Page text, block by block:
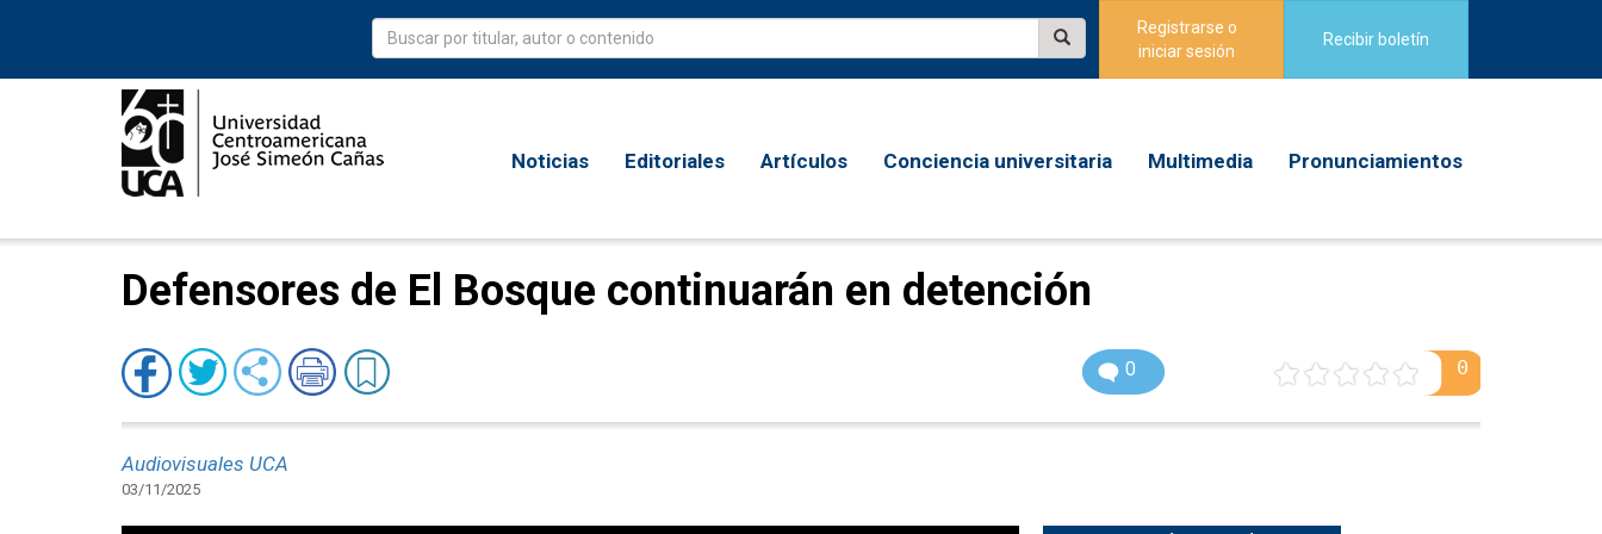
Registrarse o
iniciar sesión
Recibir boletín
Noticias Editoriales Artículos Conciencia universitaria Multimedia Pronunciamientos
Defensores de El Bosque continuarán en detención
0 0
Audiovisuales UCA
03/11/2025